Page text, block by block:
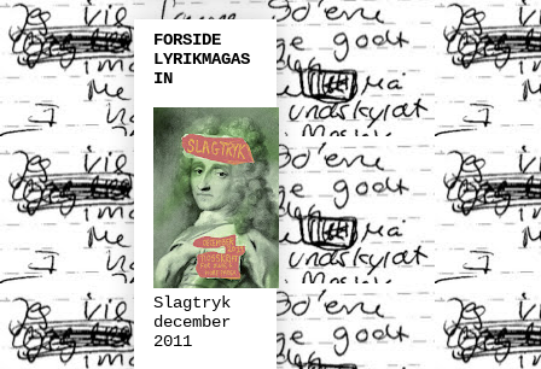
FORSIDE
LYRIKMAGAS
IN
Slagtryk
december
2011